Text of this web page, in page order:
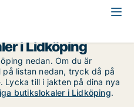
i Lidköping
nedan. Om du är
på listan nedan, tryck då på
Lycka till i jakten på dina nya
butikslokaler i Lidköping.